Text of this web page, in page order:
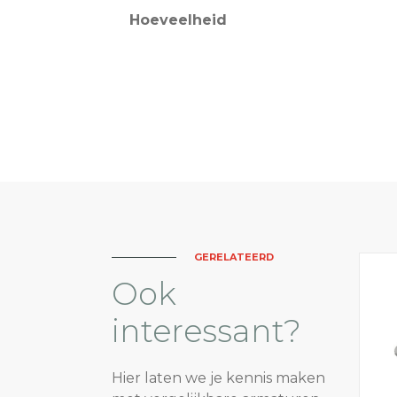
Hoeveelheid
GERELATEERD
Ook
interessant?
Hier laten we je kennis maken